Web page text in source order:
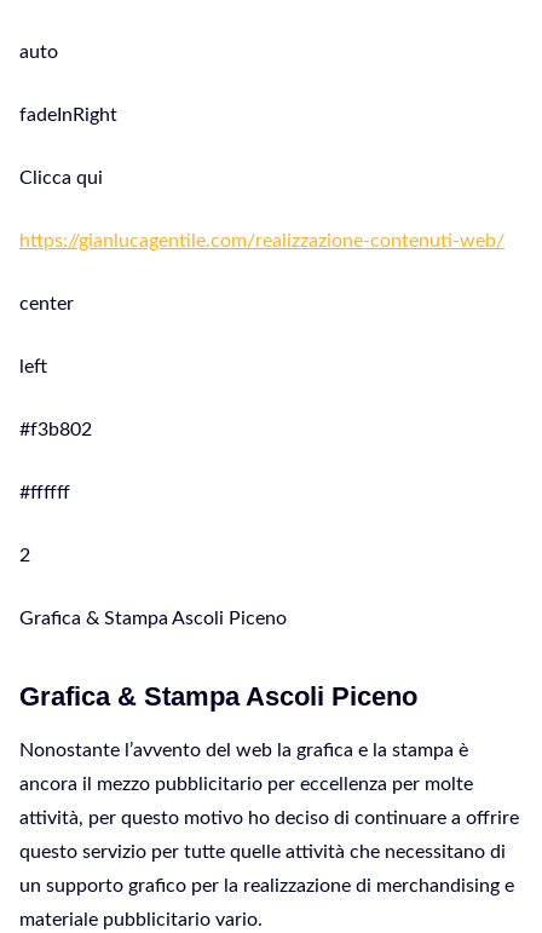
auto
fadeInRight
Clicca qui
https://gianlucagentile.com/realizzazione-contenuti-web/
center
left
#f3b802
#ffffff
2
Grafica & Stampa Ascoli Piceno
Grafica & Stampa Ascoli Piceno
Nonostante l’avvento del web la grafica e la stampa è
ancora il mezzo pubblicitario per eccellenza per molte
attività, per questo motivo ho deciso di continuare a offrire
questo servizio per tutte quelle attività che necessitano di
un supporto grafico per la realizzazione di merchandising e
materiale pubblicitario vario.